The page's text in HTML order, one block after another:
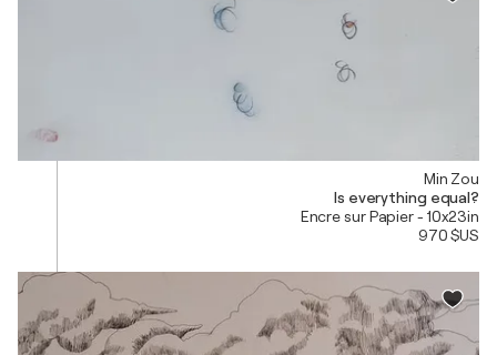
Min Zou
Is everything equal?
Encre sur Papier - 10x23in
970 $US